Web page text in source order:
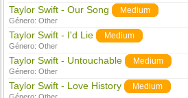
Taylor Swift - Our Song Medium
Género:Other
Taylor Swift - I'd Lie Medium
Género:Other
Taylor Swift - Untouchable Medium
Género:Other
Taylor Swift - Love History Medium